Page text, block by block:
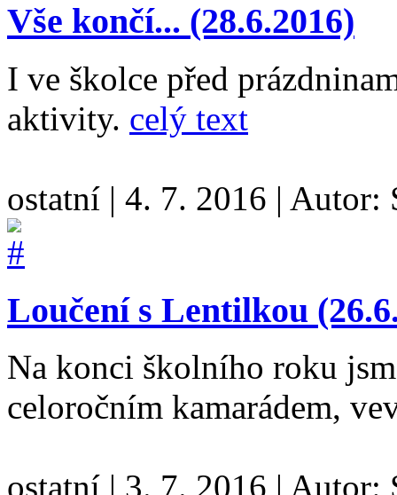
Vše končí... (28.6.2016)
I ve školce před
aktivity. celý text
ostatní | 4. 7. 2016 | Autor:
Loučení s Lentilkou
Na konci školního roku
celoročním kamarádem,
ostatní | 3. 7. 2016 | Autor: